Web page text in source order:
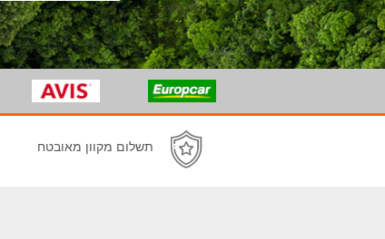
תשלום מקוון מאובטח